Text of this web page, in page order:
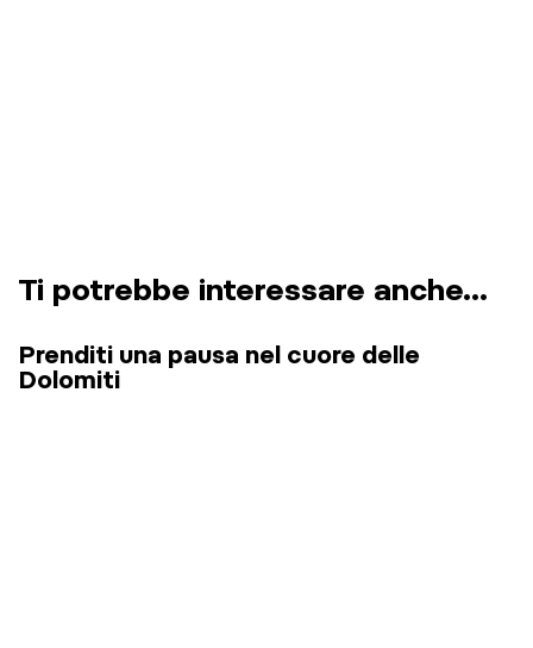
Ti potrebbe interessare anche...
Prenditi una pausa nel cuore delle
Dolomiti